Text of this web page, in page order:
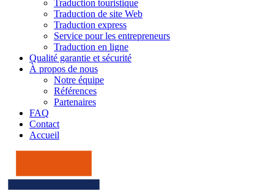
Traduction touristique
Traduction de site Web
Traduction express
Service pour les entrepreneurs
Traduction en ligne
Qualité garantie et sécurité
À propos de nous
Notre équipe
Références
Partenaires
FAQ
Contact
Accueil